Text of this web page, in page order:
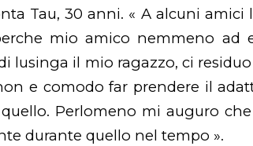
Tau, 30 anni. « A alcuni
mio amico nemmeno ad
lusinga il mio ragazzo, ci
e comodo far prendere il
Perlomeno mi auguro
durante quello nel tempo ».